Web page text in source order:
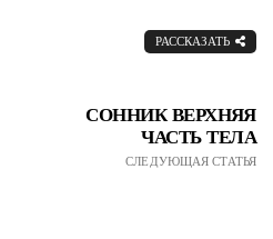
РАССКАЗАТЬ
СОННИК ВЕРХНЯЯ
ЧАСТЬ ТЕЛА
СЛЕДУЮЩАЯ СТАТЬЯ